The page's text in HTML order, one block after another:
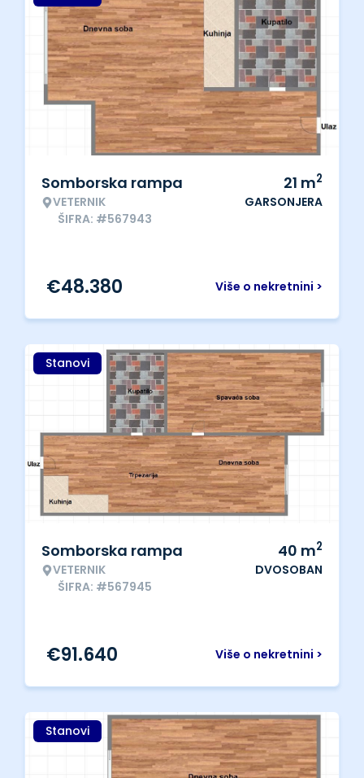
Somborska rampa
VETERNIK
ŠIFRA: #567943
21 m2
GARSONJERA
Više o nekretnini >
€48.380
Stanovi
Somborska rampa
VETERNIK
ŠIFRA: #567945
40 m2
DVOSOBAN
Više o nekretnini >
€91.640
Stanovi